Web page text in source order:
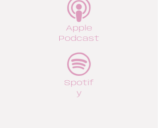
Apple
Podcast
Spotif
y